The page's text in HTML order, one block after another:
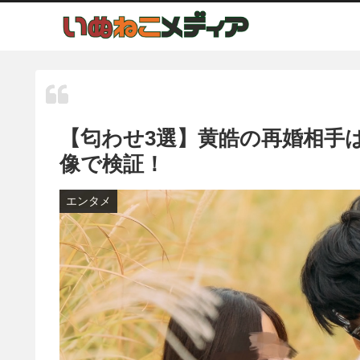
【匂わせ3選】黄皓の再婚相
像で検証！
エンタメ